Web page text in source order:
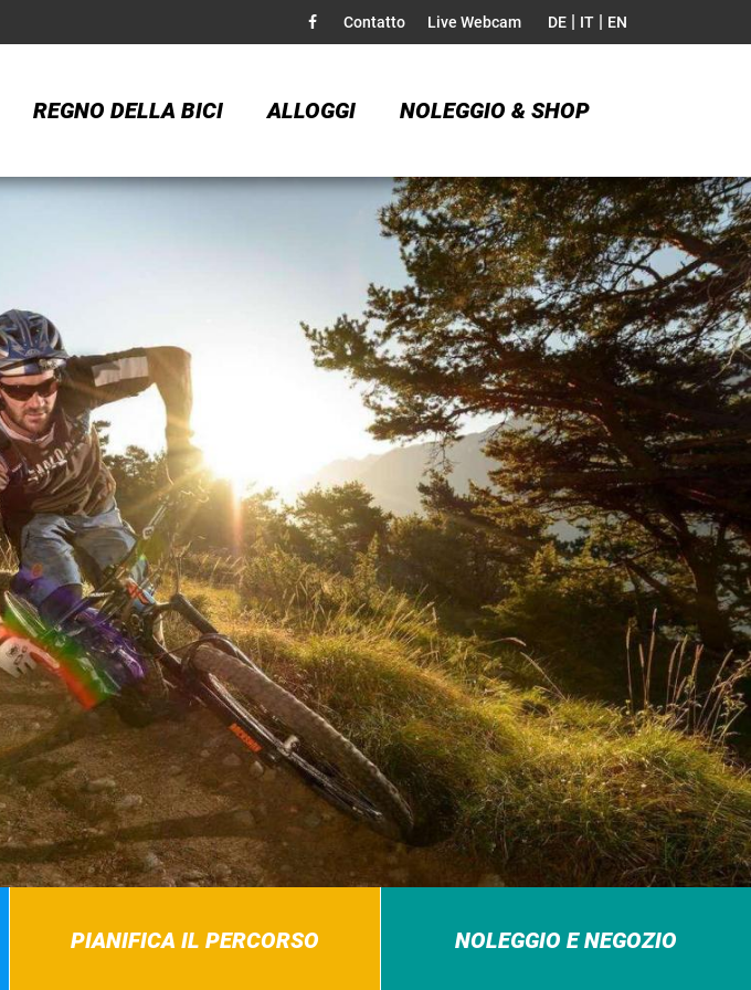
Contatto Live Webcam DE | IT | EN
REGNO DELLA BICI ALLOGGI NOLEGGIO & SHOP
PIANIFICA IL PERCORSO NOLEGGIO E NEGOZIO